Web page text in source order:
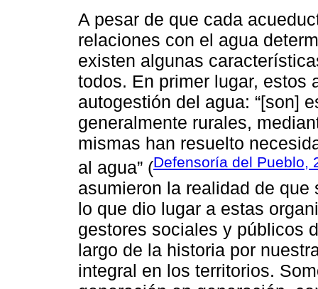
A pesar de que cada
relaciones con el agua
existen algunas
todos. En primer lugar, estos
autogestión del agua: “[son]
generalmente rurales,
mismas han resuelto
al agua” (Defensoría del Pueblo,
asumieron la realidad de
lo que dio lugar a estas
gestores sociales y públicos
largo de la historia por
integral en los territorios.